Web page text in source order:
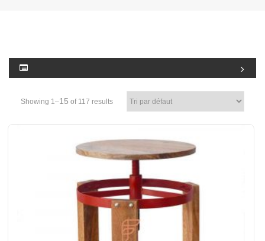
Showing 1–15 of 117 results